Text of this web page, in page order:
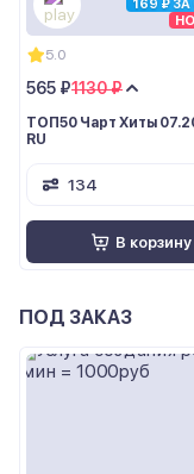
169 ₽
5.0
1130 ₽
565 ₽
ТОП50 Чарт Хиты
RU
134
В корзину
ПОД ЗАКАЗ